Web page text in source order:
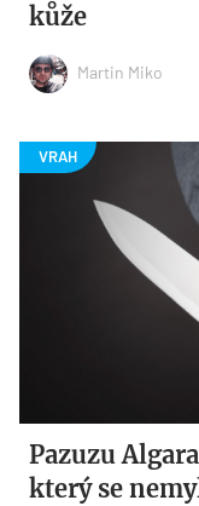
kůže
Martin Miko
Pazuzu
který se